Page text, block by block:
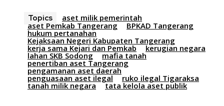
Topics
aset milik pemerintah
aset Pemkab Tangerang
BPKAD Tangerang
hukum pertanahan
Kejaksaan Negeri Kabupaten Tangerang
kerja sama Kejari dan Pemkab kerugian negara
lahan SKB Sodong mafia tanah
penertiban aset Tangerang
pengamanan aset daerah
penguasaan aset ilegal ruko ilegal Tigaraksa
tanah milik negara tata kelola aset publik